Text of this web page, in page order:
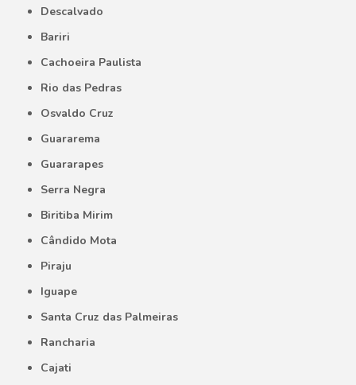
Descalvado
Bariri
Cachoeira Paulista
Rio das Pedras
Osvaldo Cruz
Guararema
Guararapes
Serra Negra
Biritiba Mirim
Cândido Mota
Piraju
Iguape
Santa Cruz das Palmeiras
Rancharia
Cajati